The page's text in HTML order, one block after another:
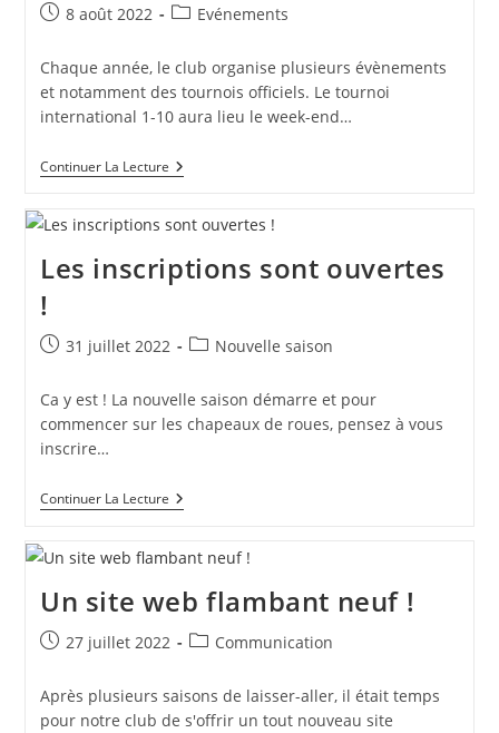
Publication
8 août 2022
PostEvénements
Chaque année, le club organise plusieurs évènements
et notamment des tournois officiels. Le tournoi
international 1-10 aura lieu le week-end…
Continuer La LectureSave
The
!
Les inscriptions sont ouvertes
!
Publication
31 juillet 2022
PostNouvelle saison
Ca y est ! La nouvelle saison démarre et pour
commencer sur les chapeaux de roues, pensez à vous
inscrire…
Continuer La LectureLes
Inscriptions
Ouvertes
!
Un site web flambant neuf !
Publication
27 juillet 2022
PostCommunication
Après plusieurs saisons de laisser-aller, il était temps
pour notre club de s'offrir un tout nouveau site